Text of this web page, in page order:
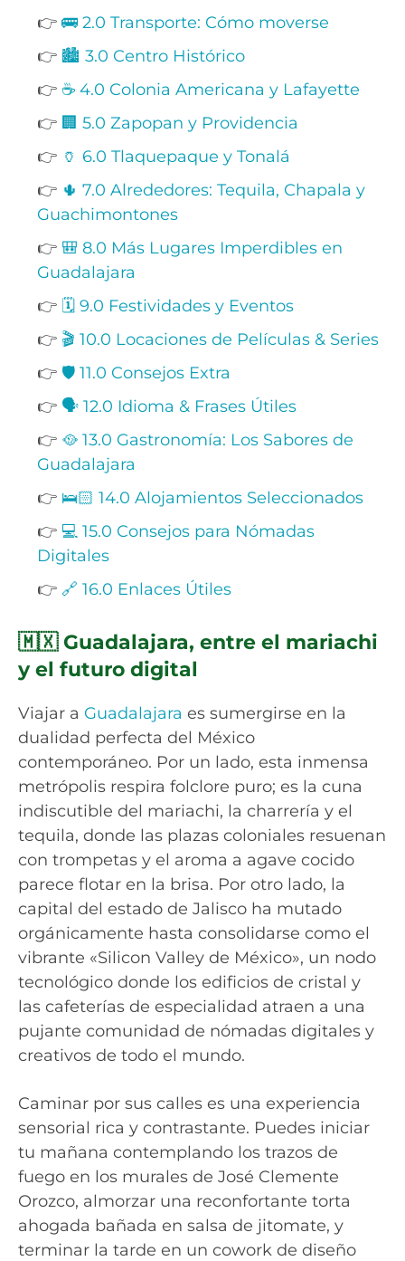
👉 🚌 2.0 Transporte: Cómo moverse
👉 🏙️ 3.0 Centro Histórico
👉 ☕ 4.0 Colonia Americana y Lafayette
👉 🏢 5.0 Zapopan y Providencia
👉 🏺 6.0 Tlaquepaque y Tonalá
👉 🌵 7.0 Alrededores: Tequila, Chapala y
Guachimontones
👉 🎒 8.0 Más Lugares Imperdibles en
Guadalajara
👉 🗓️ 9.0 Festividades y Eventos
👉 🎬 10.0 Locaciones de Películas & Series
👉 🛡️ 11.0 Consejos Extra
👉 🗣️ 12.0 Idioma & Frases Útiles
👉 🥘 13.0 Gastronomía: Los Sabores de
Guadalajara
👉 🛌🏻 14.0 Alojamientos Seleccionados
👉 💻 15.0 Consejos para Nómadas
Digitales
👉 🔗 16.0 Enlaces Útiles
🇲🇽 Guadalajara, entre el mariachi
y el futuro digital
Viajar a Guadalajara es sumergirse en la
dualidad perfecta del México
contemporáneo. Por un lado, esta inmensa
metrópolis respira folclore puro; es la cuna
indiscutible del mariachi, la charrería y el
tequila, donde las plazas coloniales resuenan
con trompetas y el aroma a agave cocido
parece flotar en la brisa. Por otro lado, la
capital del estado de Jalisco ha mutado
orgánicamente hasta consolidarse como el
vibrante «Silicon Valley de México», un nodo
tecnológico donde los edificios de cristal y
las cafeterías de especialidad atraen a una
pujante comunidad de nómadas digitales y
creativos de todo el mundo.
Caminar por sus calles es una experiencia
sensorial rica y contrastante. Puedes iniciar
tu mañana contemplando los trazos de
fuego en los murales de José Clemente
Orozco, almorzar una reconfortante torta
ahogada bañada en salsa de jitomate, y
terminar la tarde en un cowork de diseño